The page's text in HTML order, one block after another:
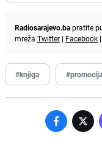
Radiosarajevo.bapratite
mreža Twitter | Facebook |
#knjiga #promocija